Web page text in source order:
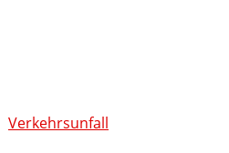
Verkehrsunfall